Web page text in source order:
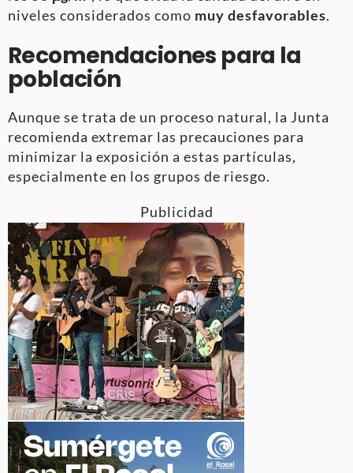
niveles considerados como muy desfavorables.
Recomendaciones para la
población
Aunque se trata de un proceso natural, la Junta
recomienda extremar las precauciones para
minimizar la exposición a estas partículas,
especialmente en los grupos de riesgo.
Publicidad